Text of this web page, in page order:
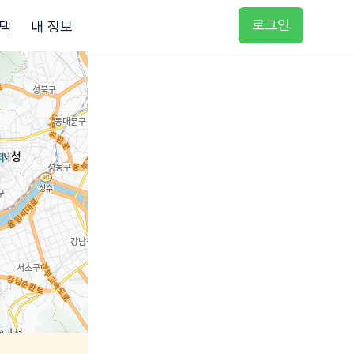
내 정보 로그인